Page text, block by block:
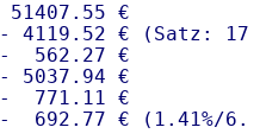
€
- 4119.52 € (Satz:
562.27 €
5037.94 €
771.11 €
692.77 € ( 1.41%/